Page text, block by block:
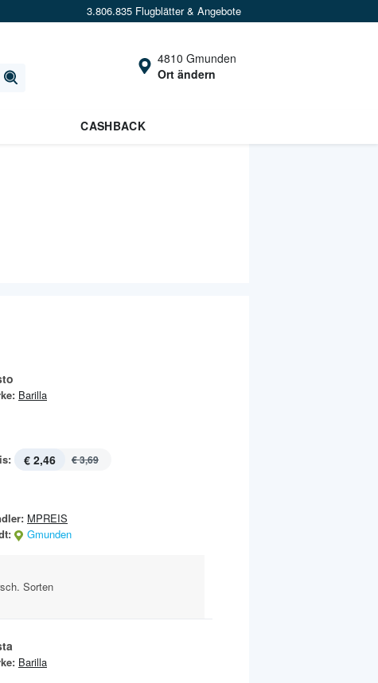
3.806.835 Flugblätter & Angebote
4810 Gmunden
Ort ändern
CASHBACK
Barilla
€ 2,46 € 3,69
MPREIS
Gmunden
Sorten
Barilla